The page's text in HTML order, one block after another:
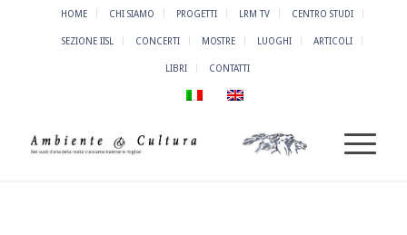
HOME CHI SIAMO PROGETTI LRM TV CENTRO STUDI
SEZIONE IISL CONCERTI MOSTRE LUOGHI ARTICOLI
LIBRI CONTATTI